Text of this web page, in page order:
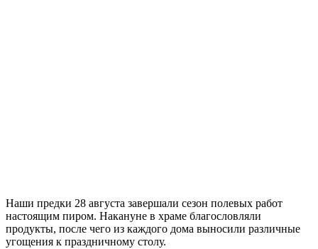
Наши предки 28 августа завершали сезон полевых работ
настоящим пиром. Накануне в храме благословляли
продукты, после чего из каждого дома выносили различные
угощения к праздничному столу.